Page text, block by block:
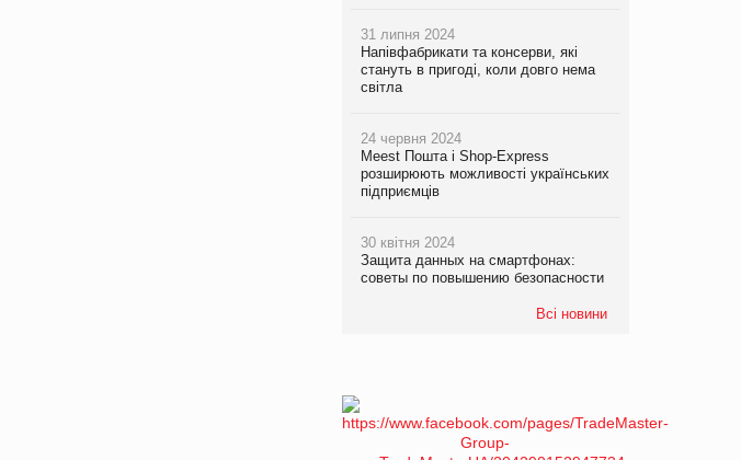
31 липня 2024
Напівфабрикати та консерви, які
стануть в пригоді, коли довго нема
світла
24 червня 2024
Meest Пошта і Shop-Express
розширюють можливості українських
підприємців
30 квітня 2024
Защита данных на смартфонах:
советы по повышению безопасности
Всі новини